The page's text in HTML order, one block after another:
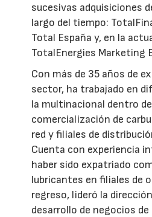
sucesivas adquisiciones
largo del tiempo:
Total España y, en la
TotalEnergies Marketing
Con más de 35 años de
sector, ha trabajado en
la multinacional dentro
comercialización de
red y filiales de
Cuenta con experiencia
haber sido expatriado
lubricantes en filiales de
regreso, lideró la
desarrollo de negocios